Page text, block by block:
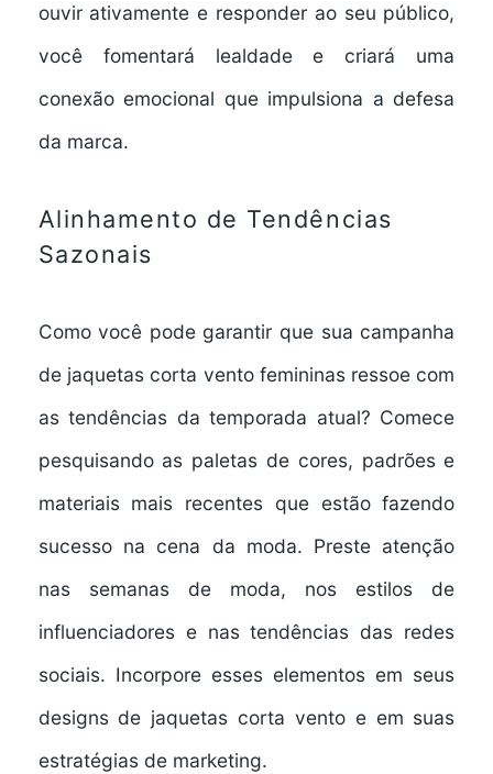
ouvir ativamente e responder ao seu público,
você fomentará lealdade e criará uma
conexão emocional que impulsiona a defesa
da marca.
Alinhamento de Tendências
Sazonais
Como você pode garantir que sua campanha
de jaquetas corta vento femininas ressoe com
as tendências da temporada atual? Comece
pesquisando as paletas de cores, padrões e
materiais mais recentes que estão fazendo
sucesso na cena da moda. Preste atenção
nas semanas de moda, nos estilos de
influenciadores e nas tendências das redes
sociais. Incorpore esses elementos em seus
designs de jaquetas corta vento e em suas
estratégias de marketing.